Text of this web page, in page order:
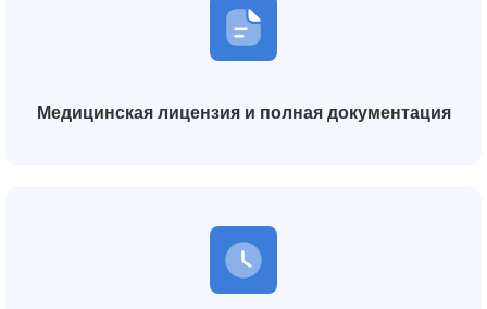
Медицинская лицензия и полная документация